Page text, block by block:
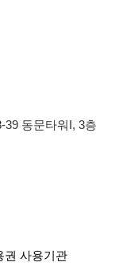
39 동문타워I, 3층
권 사용기관